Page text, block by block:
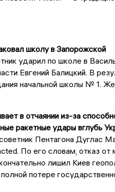
школу в Запорожской
ударил по школе в
Евгений Балицкий. В
начальной школы № 1.
в отчаянии из-за
ракетные удары вглубь
Пентагона Дуглас
По его словам, отказ от
лишил Киев
потере